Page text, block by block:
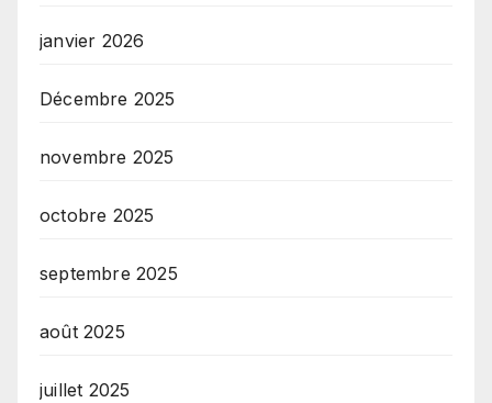
janvier 2026
Décembre 2025
novembre 2025
octobre 2025
septembre 2025
août 2025
juillet 2025